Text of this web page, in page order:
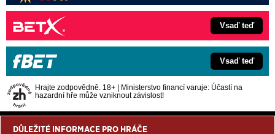
Vsaď teď
Vsaď teď
Hrajte zodpovědně. 18+ | Ministerstvo financí varuje: Účastí na
hazardní hře může vzniknout závislost!
DŮLEŽITÉ INFORMACE PRO HRÁČE